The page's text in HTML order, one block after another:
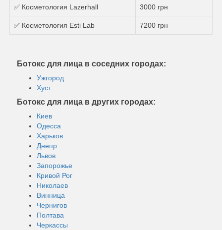
✅ Косметология Lazerhall 3000 грн
✅ Косметология Esti Lab 7200 грн
Ботокс для лица в соседних городах:
Ужгород
Хуст
Ботокс для лица в других городах:
Киев
Одесса
Харьков
Днепр
Львов
Запорожье
Кривой Рог
Николаев
Винница
Чернигов
Полтава
Черкассы